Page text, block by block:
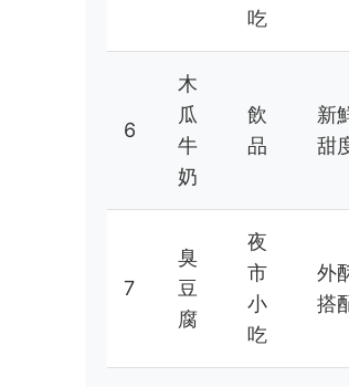
吃
6
木
瓜
牛
奶
飲
品
新
甜
7
臭
豆
腐
夜
市
小
吃
外
搭